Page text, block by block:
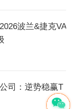
测评核心区
期自用购物账
波兰&捷克VA
司：逆势稳赢T